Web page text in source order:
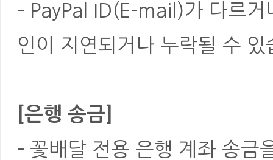
- PayPal ID(E-mail)가 다르
인이 지연되거나 누락될 수 있
[은행 송금]
- 꽃배달 전용 은행 계좌 송금